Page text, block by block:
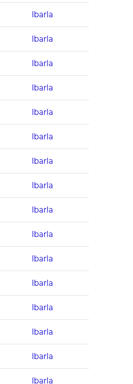
Ibarla
Ibarla
Ibarla
Ibarla
Ibarla
Ibarla
Ibarla
Ibarla
Ibarla
Ibarla
Ibarla
Ibarla
Ibarla
Ibarla
Ibarla
Ibarla